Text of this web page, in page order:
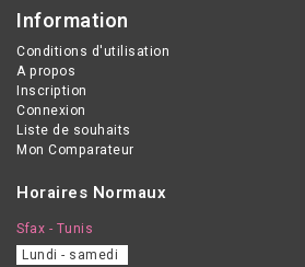
Information
Conditions d'utilisation
A propos
Inscription
Connexion
Liste de souhaits
Mon Comparateur
Horaires Normaux
Sfax - Tunis
Lundi - samedi